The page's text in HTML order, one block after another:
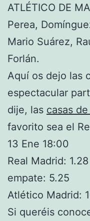
ATLÉTICO DE
Perea,
Mario Suárez,
Forlán.
Aquí os dejo las
espectacular
dije, las casas
favorito sea el
13 Ene 18:00
Real Madrid: 1.28
empate: 5.25
Atlético Madrid:
Si queréis